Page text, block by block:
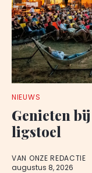
NIEUWS
Genieten
ligstoel
VAN ONZE REDACTIE
augustus 8, 2026